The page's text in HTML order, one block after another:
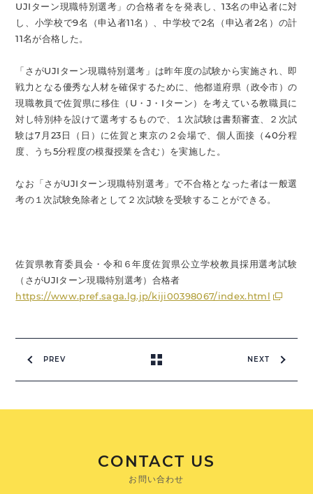
UJIターン現職特別選考」の合格者をを発表し、13名の申込者に対
し、小学校で9名（申込者11名）、中学校で2名（申込者2名）の計
11名が合格した。
「さがUJIターン現職特別選考」は昨年度の試験から実施され、即
戦力となる優秀な人材を確保するために、他都道府県（政令市）の
現職教員で佐賀県に移住（U・J・Iターン）を考えている教職員に
対し特別枠を設けて選考するもので、１次試験は書類審査、２次試
験は7月23日（日）に佐賀と東京の２会場で、個人面接（40分程
度、うち5分程度の模擬授業を含む）を実施した。
なお「さがUJIターン現職特別選考」で不合格となった者は一般選
考の１次試験免除者として２次試験を受験することができる。
佐賀県教育委員会・令和６年度佐賀県公立学校教員採用選考試験
（さがUJIターン現職特別選考）合格者
https://www.pref.saga.lg.jp/kiji00398067/index.html
PREV NEXT
CONTACT US
お問い合わせ